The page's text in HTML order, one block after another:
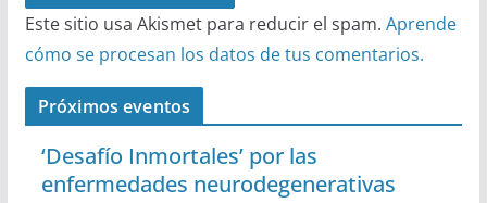
Este sitio usa Akismet para reducir el spam. Aprende
cómo se procesan los datos de tus comentarios.
Próximos eventos
‘Desafío Inmortales’ por las
enfermedades neurodegenerativas